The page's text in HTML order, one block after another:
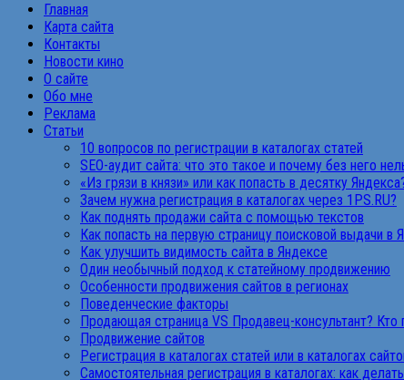
Главная
Карта сайта
Контакты
Новости кино
О сайте
Обо мне
Реклама
Статьи
10 вопросов по регистрации в каталогах статей
SEO-аудит сайта: что это такое и почему без него
«Из грязи в князи» или как попасть в десятку
Зачем нужна регистрация в каталогах через 1PS.RU?
Как поднять продажи сайта с помощью текстов
Как попасть на первую страницу поисковой выдачи в
Как улучшить видимость сайта в Яндексе
Один необычный подход к статейному продвижению
Особенности продвижения сайтов в регионах
Поведенческие факторы
Продающая страница VS Продавец-консультант? Кто
Продвижение сайтов
Регистрация в каталогах статей или в каталогах
Самостоятельная регистрация в каталогах: как